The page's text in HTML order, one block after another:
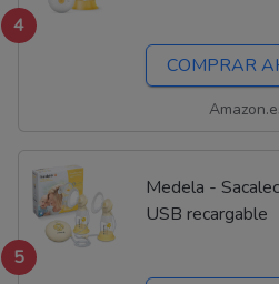
4
COMPRAR
5
Medela -
USB recargable